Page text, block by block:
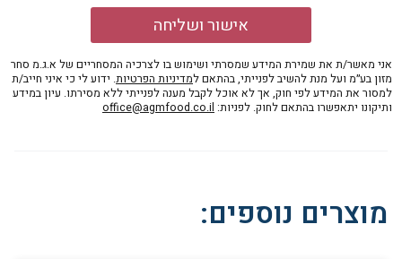
אישור ושליחה
אני מאשר/ת את שמירת המידע שמסרתי ושימוש בו לצרכיה המסחריים של א.ג.מ סחר
מזון בע״מ ועל מנת להשיב לפנייתי, בהתאם למדיניות הפרטיות. ידוע לי כי איני חייב/ת
למסור את המידע לפי חוק, אך לא אוכל לקבל מענה לפנייתי ללא מסירתו. עיון במידע
ותיקונו יתאפשרו בהתאם לחוק. לפניות: office@agmfood.co.il
מוצרים נוספים: